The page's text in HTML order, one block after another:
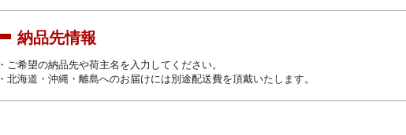
納品先情報
・ご希望の納品先や荷主名を入力してください。
・北海道・沖縄・離島へのお届けには別途配送費を頂戴いたします。